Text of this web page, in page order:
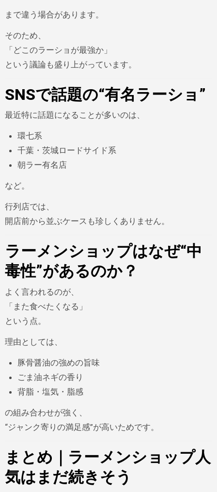
まで違う場合があります。
そのため、
「どこのラーショが最強か」
という議論も盛り上がっています。
SNSで話題の“有名ラーショ”
最近特に話題になることが多いのは、
環七系
千葉・茨城ロードサイド系
朝ラー有名店
など。
行列店では、
開店前から並ぶケースも珍しくありません。
ラーメンショップはなぜ“中
毒性”があるのか？
よく言われるのが、
「また食べたくなる」
という点。
理由としては、
豚骨醤油の強めの旨味
ごま油ネギの香り
背脂・塩気・脂感
の組み合わせが強く、
“ジャンク寄りの満足感”が高いためです。
まとめ｜ラーメンショップ人
気はまだ続きそう